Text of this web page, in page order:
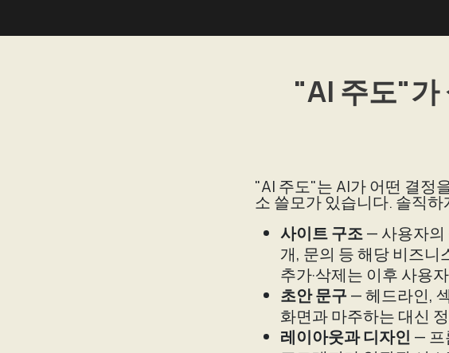
"AI 주도"가
"AI 주도"는 AI가 어떤 결정
소 쓸모가 있습니다. 솔직
사이트 구조— 사용자의
개, 문의 등 해당 비즈니
추가·삭제는 이후 사용
초안 문구— 헤드라인,
화면과 마주하는 대신
레이아웃과 디자인 — 프